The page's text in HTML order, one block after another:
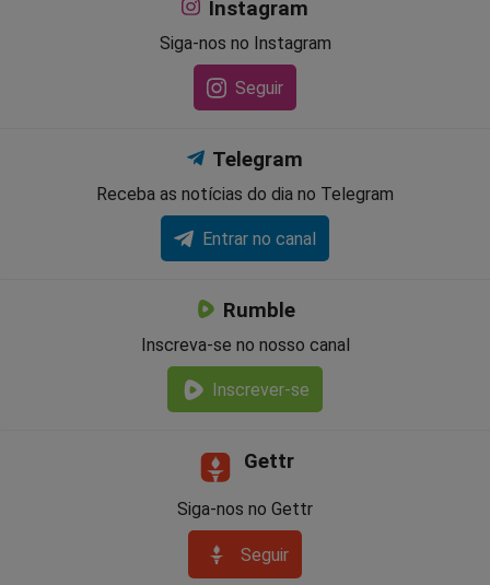
Instagram
Siga-nos no Instagram
Seguir
Telegram
Receba as notícias do dia no Telegram
Entrar no canal
Rumble
Inscreva-se no nosso canal
Inscrever-se
Gettr
Siga-nos no Gettr
Seguir